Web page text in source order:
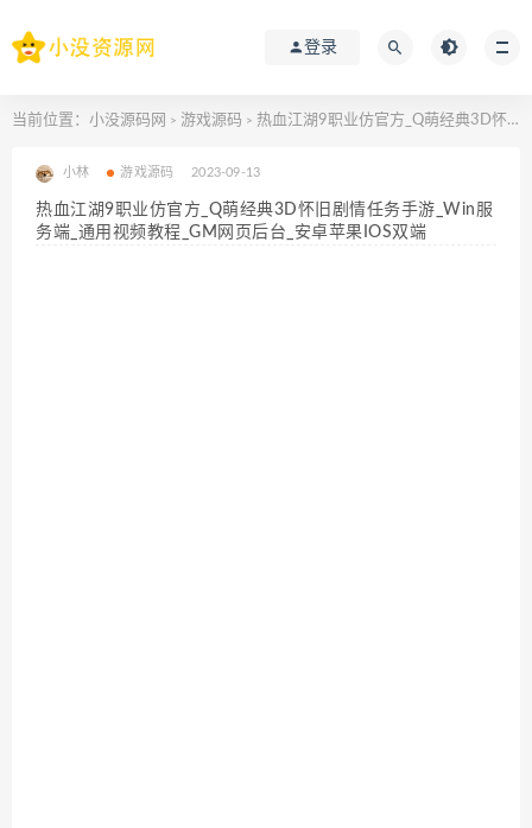
登录
当前位置： 小没源码网 > 游戏源码 > 热血江湖9职业仿官方_Q萌经典3D怀旧剧情任务手游_Win服务端_通用视频教程_GM网页后台_安卓苹果IOS双端
小林 游戏源码 2023-09-13
热血江湖9职业仿官方_Q萌经典3D怀旧剧情任务手游_Win服
务端_通用视频教程_GM网页后台_安卓苹果IOS双端